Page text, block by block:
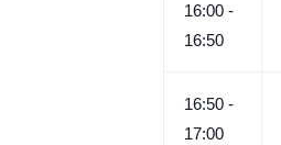
16:00 -
16:50
16:50 -
17:00